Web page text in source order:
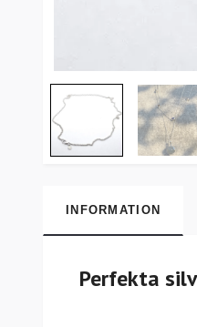
INFORMATION
Perfekta